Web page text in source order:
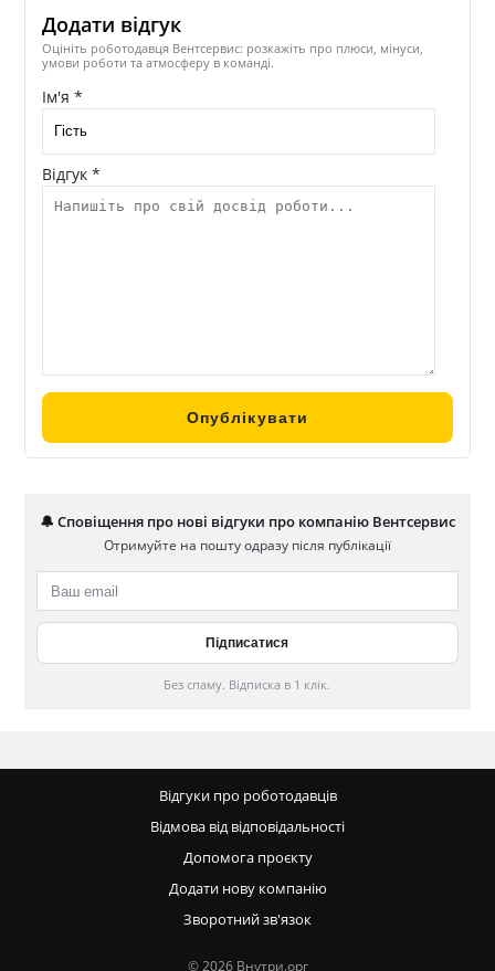
Додати відгук
Оцініть роботодавця Вентсервис: розкажіть про плюси, мінуси,
умови роботи та атмосферу в команді.
Ім'я *
Відгук *
🔔 Сповіщення про нові відгуки про компанію Вентсервис
Отримуйте на пошту одразу після публікації
Без спаму. Відписка в 1 клік.
Відгуки про роботодавців
Відмова від відповідальності
Допомога проєкту
Додати нову компанію
Зворотний зв'язок
© 2026 Внутри.орг